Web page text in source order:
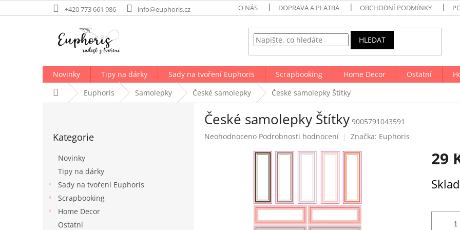
na
+420 773 661 986 info@euphoris.cz O NÁS DOPRAVA A PLATBA OBCHODNÍ PODMÍNKY
HLEDAT
Novinky Tipy na dárky Sady na tvoření Euphoris Scrapbooking Home Decor Ostatní
Domů Euphoris Samolepky České samolepky České samolepky Štítky
kategorie
Kategorie
Novinky
Tipy na dárky
Sady na tvoření Euphoris
Scrapbooking
Home Decor
Ostatní
České samolepky Štítky 9005791043591
Průměrné
Neohodnoceno Podrobnosti hodnocení Značka: Euphoris
29
cena: